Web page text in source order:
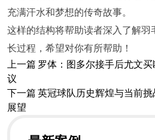
充满汗水和梦想的传奇故事。
这样的结构将帮助读者深入了解羽
长过程，希望对你有所帮助！
上一篇 罗体：图多尔接手后尤文
议
下一篇 英冠球队历史辉煌与当前
展望